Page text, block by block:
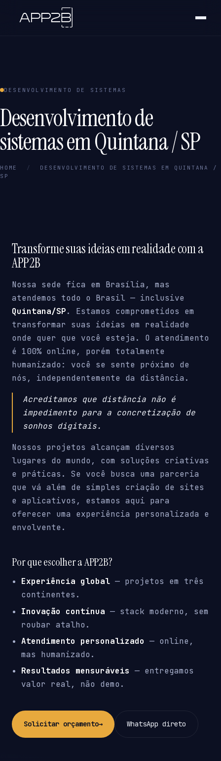
DESENVOLVIMENTO DE SISTEMAS
Desenvolvimento de
sistemas em Quintana / SP
HOME /
DESENVOLVIMENTO DE SISTEMAS EM QUINTANA /
SP
Transforme suas ideias em realidade com a
APP2B
Nossa sede fica em Brasília, mas
atendemos todo o Brasil — inclusive
Quintana/SP. Estamos comprometidos em
transformar suas ideias em realidade
onde quer que você esteja. O atendimento
é 100% online, porém totalmente
humanizado: você se sente próximo de
nós, independentemente da distância.
Acreditamos que distância não é
impedimento para a concretização de
sonhos digitais.
Nossos projetos alcançam diversos
lugares do mundo, com soluções criativas
e práticas. Se você busca uma parceria
que vá além de simples criação de sites
e aplicativos, estamos aqui para
oferecer uma experiência personalizada e
envolvente.
Por que escolher a APP2B?
Experiência global — projetos em três
continentes.
Inovação contínua — stack moderno, sem
roubar atalho.
Atendimento personalizado — online,
mas humanizado.
Resultados mensuráveis — entregamos
valor real, não demo.
Solicitar orçamento→ WhatsApp direto